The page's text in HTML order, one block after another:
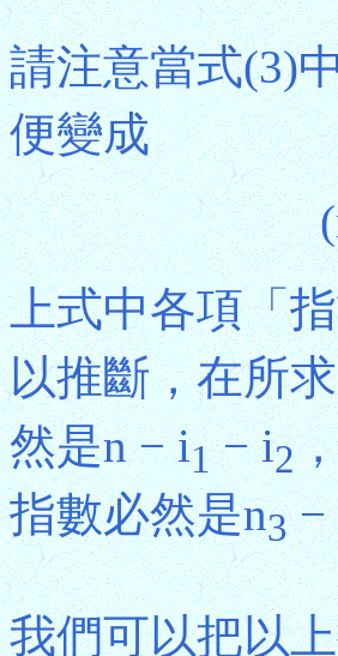
請注意當式(3)
便變成
上式中各項「
以推斷，在所
然是n − i1− i2
指數必然是n3−
我們可以把以